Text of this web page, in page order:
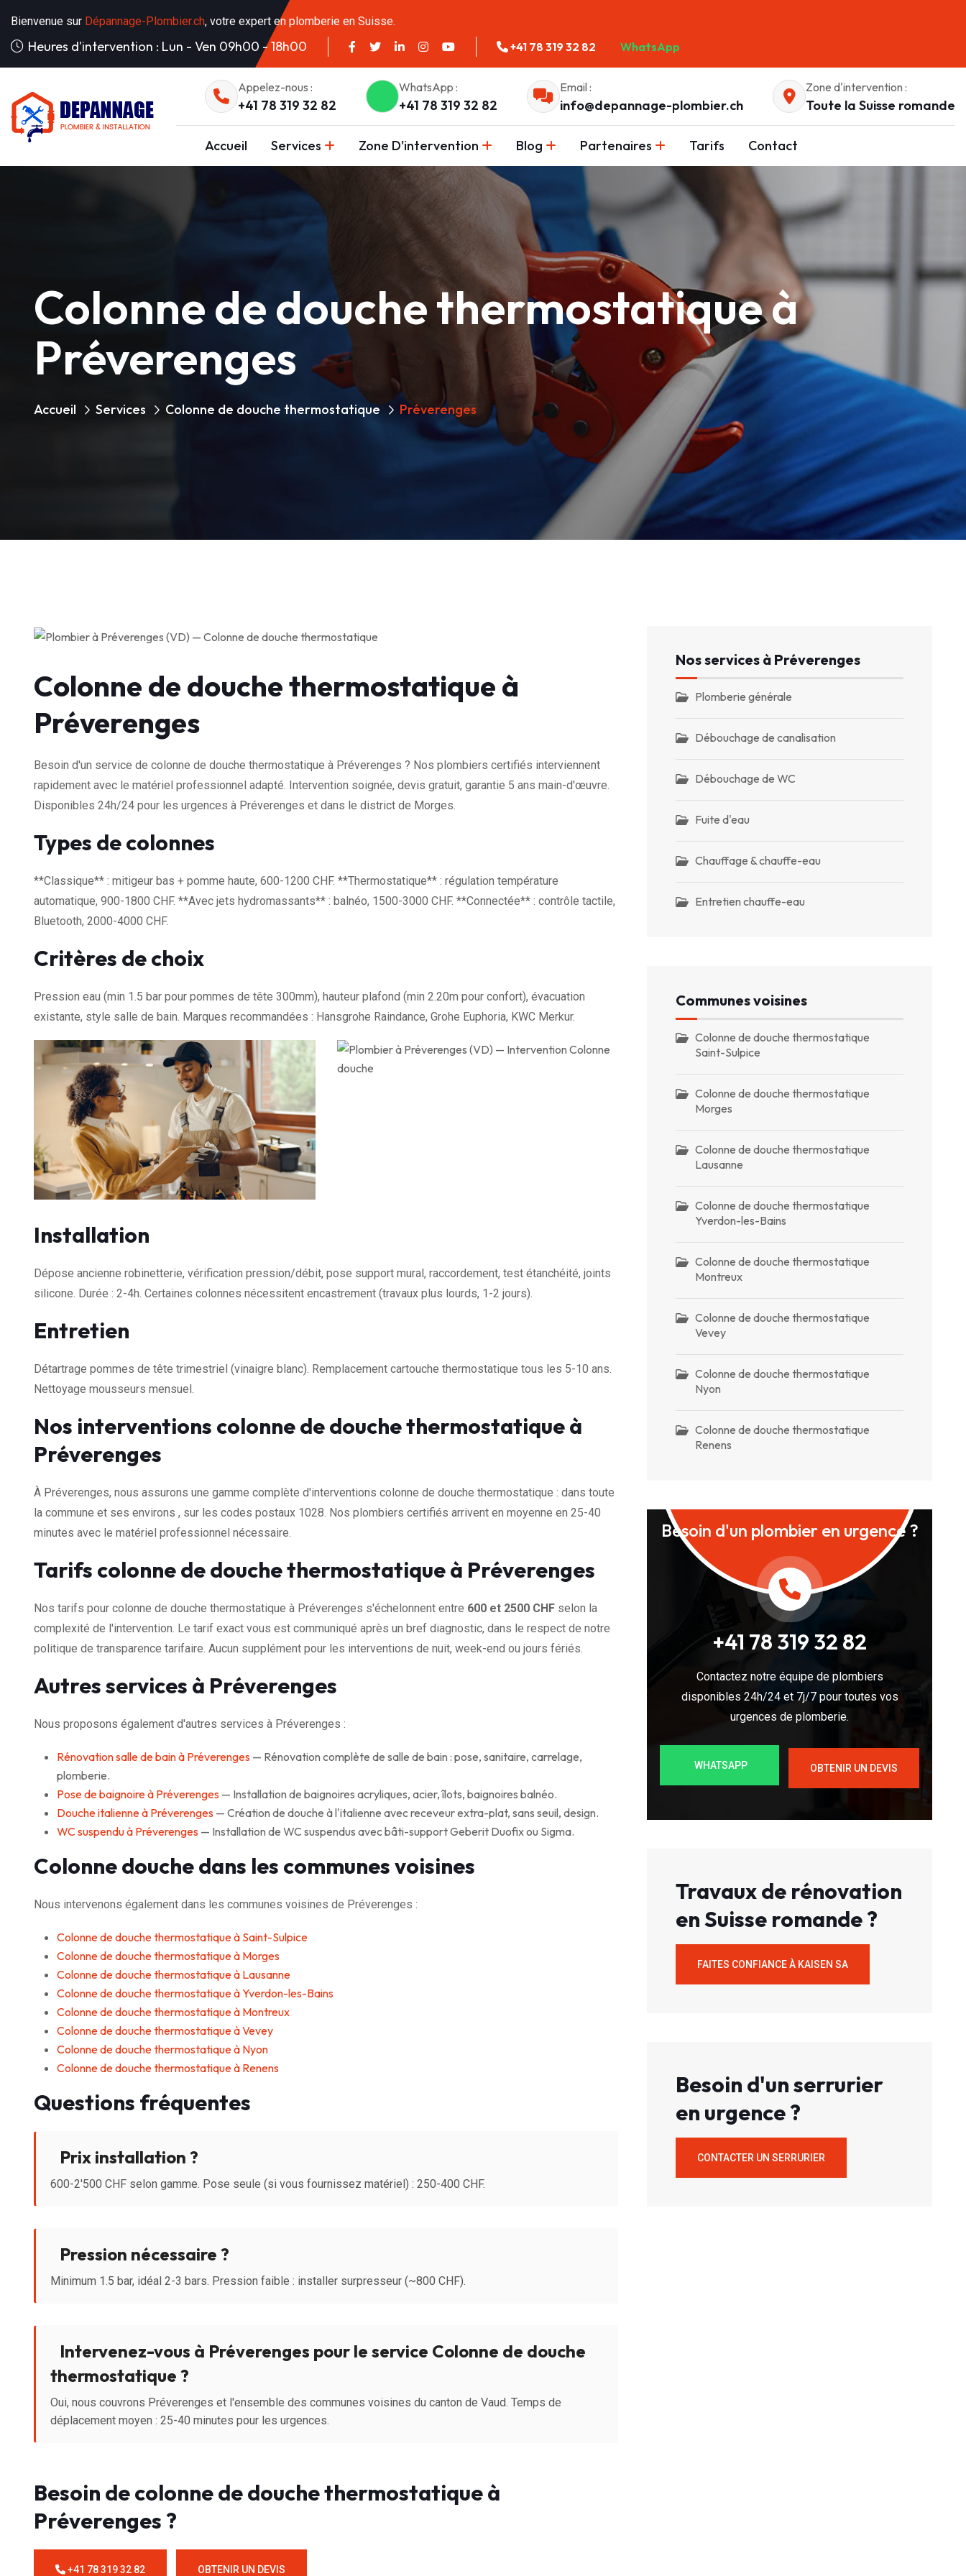
Bienvenue sur Dépannage-Plombier.ch, votre expert en plomberie en Suisse.
Heures d'intervention : Lun - Ven 09h00 - 18h00 +41 78 319 32 82 WhatsApp
Appelez-nous :
+41 78 319 32 82
WhatsApp :
+41 78 319 32 82
Email :
info@depannage-plombier.ch
Zone d'intervention :
Toute la Suisse romande
Accueil Services Zone D'intervention Blog Partenaires Tarifs Contact
Colonne de douche thermostatique à
Préverenges
Accueil Services Colonne de douche thermostatique Préverenges
Colonne de douche thermostatique à
Préverenges
Besoin d'un service de colonne de douche thermostatique à Préverenges ? Nos plombiers certifiés interviennent
rapidement avec le matériel professionnel adapté. Intervention soignée, devis gratuit, garantie 5 ans main-d'œuvre.
Disponibles 24h/24 pour les urgences à Préverenges et dans le district de Morges.
Types de colonnes
**Classique** : mitigeur bas + pomme haute, 600-1200 CHF. **Thermostatique** : régulation température
automatique, 900-1800 CHF. **Avec jets hydromassants** : balnéo, 1500-3000 CHF. **Connectée** : contrôle tactile,
Bluetooth, 2000-4000 CHF.
Critères de choix
Pression eau (min 1.5 bar pour pommes de tête 300mm), hauteur plafond (min 2.20m pour confort), évacuation
existante, style salle de bain. Marques recommandées : Hansgrohe Raindance, Grohe Euphoria, KWC Merkur.
Installation
Dépose ancienne robinetterie, vérification pression/débit, pose support mural, raccordement, test étanchéité, joints
silicone. Durée : 2-4h. Certaines colonnes nécessitent encastrement (travaux plus lourds, 1-2 jours).
Entretien
Détartrage pommes de tête trimestriel (vinaigre blanc). Remplacement cartouche thermostatique tous les 5-10 ans.
Nettoyage mousseurs mensuel.
Nos interventions colonne de douche thermostatique à
Préverenges
À Préverenges, nous assurons une gamme complète d'interventions colonne de douche thermostatique : dans toute
la commune et ses environs , sur les codes postaux 1028. Nos plombiers certifiés arrivent en moyenne en 25-40
minutes avec le matériel professionnel nécessaire.
Tarifs colonne de douche thermostatique à Préverenges
Nos tarifs pour colonne de douche thermostatique à Préverenges s'échelonnent entre 600 et 2500 CHF selon la
complexité de l'intervention. Le tarif exact vous est communiqué après un bref diagnostic, dans le respect de notre
politique de transparence tarifaire. Aucun supplément pour les interventions de nuit, week-end ou jours fériés.
Autres services à Préverenges
Nous proposons également d'autres services à Préverenges :
Rénovation salle de bain à Préverenges — Rénovation complète de salle de bain : pose, sanitaire, carrelage,
plomberie.
Pose de baignoire à Préverenges — Installation de baignoires acryliques, acier, îlots, baignoires balnéo.
Douche italienne à Préverenges — Création de douche à l'italienne avec receveur extra-plat, sans seuil, design.
WC suspendu à Préverenges — Installation de WC suspendus avec bâti-support Geberit Duofix ou Sigma.
Colonne douche dans les communes voisines
Nous intervenons également dans les communes voisines de Préverenges :
Colonne de douche thermostatique à Saint-Sulpice
Colonne de douche thermostatique à Morges
Colonne de douche thermostatique à Lausanne
Colonne de douche thermostatique à Yverdon-les-Bains
Colonne de douche thermostatique à Montreux
Colonne de douche thermostatique à Vevey
Colonne de douche thermostatique à Nyon
Colonne de douche thermostatique à Renens
Questions fréquentes
Prix installation ?
600-2'500 CHF selon gamme. Pose seule (si vous fournissez matériel) : 250-400 CHF.
Pression nécessaire ?
Minimum 1.5 bar, idéal 2-3 bars. Pression faible : installer surpresseur (~800 CHF).
Intervenez-vous à Préverenges pour le service Colonne de douche
thermostatique ?
Oui, nous couvrons Préverenges et l'ensemble des communes voisines du canton de Vaud. Temps de
déplacement moyen : 25-40 minutes pour les urgences.
Besoin de colonne de douche thermostatique à
Préverenges ?
+41 78 319 32 82 OBTENIR UN DEVIS
Nos services à Préverenges
Plomberie générale
Débouchage de canalisation
Débouchage de WC
Fuite d'eau
Chauffage & chauffe-eau
Entretien chauffe-eau
Communes voisines
Colonne de douche thermostatique
Saint-Sulpice
Colonne de douche thermostatique
Morges
Colonne de douche thermostatique
Lausanne
Colonne de douche thermostatique
Yverdon-les-Bains
Colonne de douche thermostatique
Montreux
Colonne de douche thermostatique
Vevey
Colonne de douche thermostatique
Nyon
Colonne de douche thermostatique
Renens
Besoin d'un plombier en urgence ?
+41 78 319 32 82
Contactez notre équipe de plombiers
disponibles 24h/24 et 7j/7 pour toutes vos
urgences de plomberie.
WHATSAPP OBTENIR UN DEVIS
Travaux de rénovation
en Suisse romande ?
FAITES CONFIANCE À KAISEN SA
Besoin d'un serrurier
en urgence ?
CONTACTER UN SERRURIER